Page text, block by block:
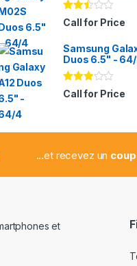
Note
2.41
5
Call for Price
Samsung
Duos 6.5" -
Note
2.78
Call for Price
...et recevez un